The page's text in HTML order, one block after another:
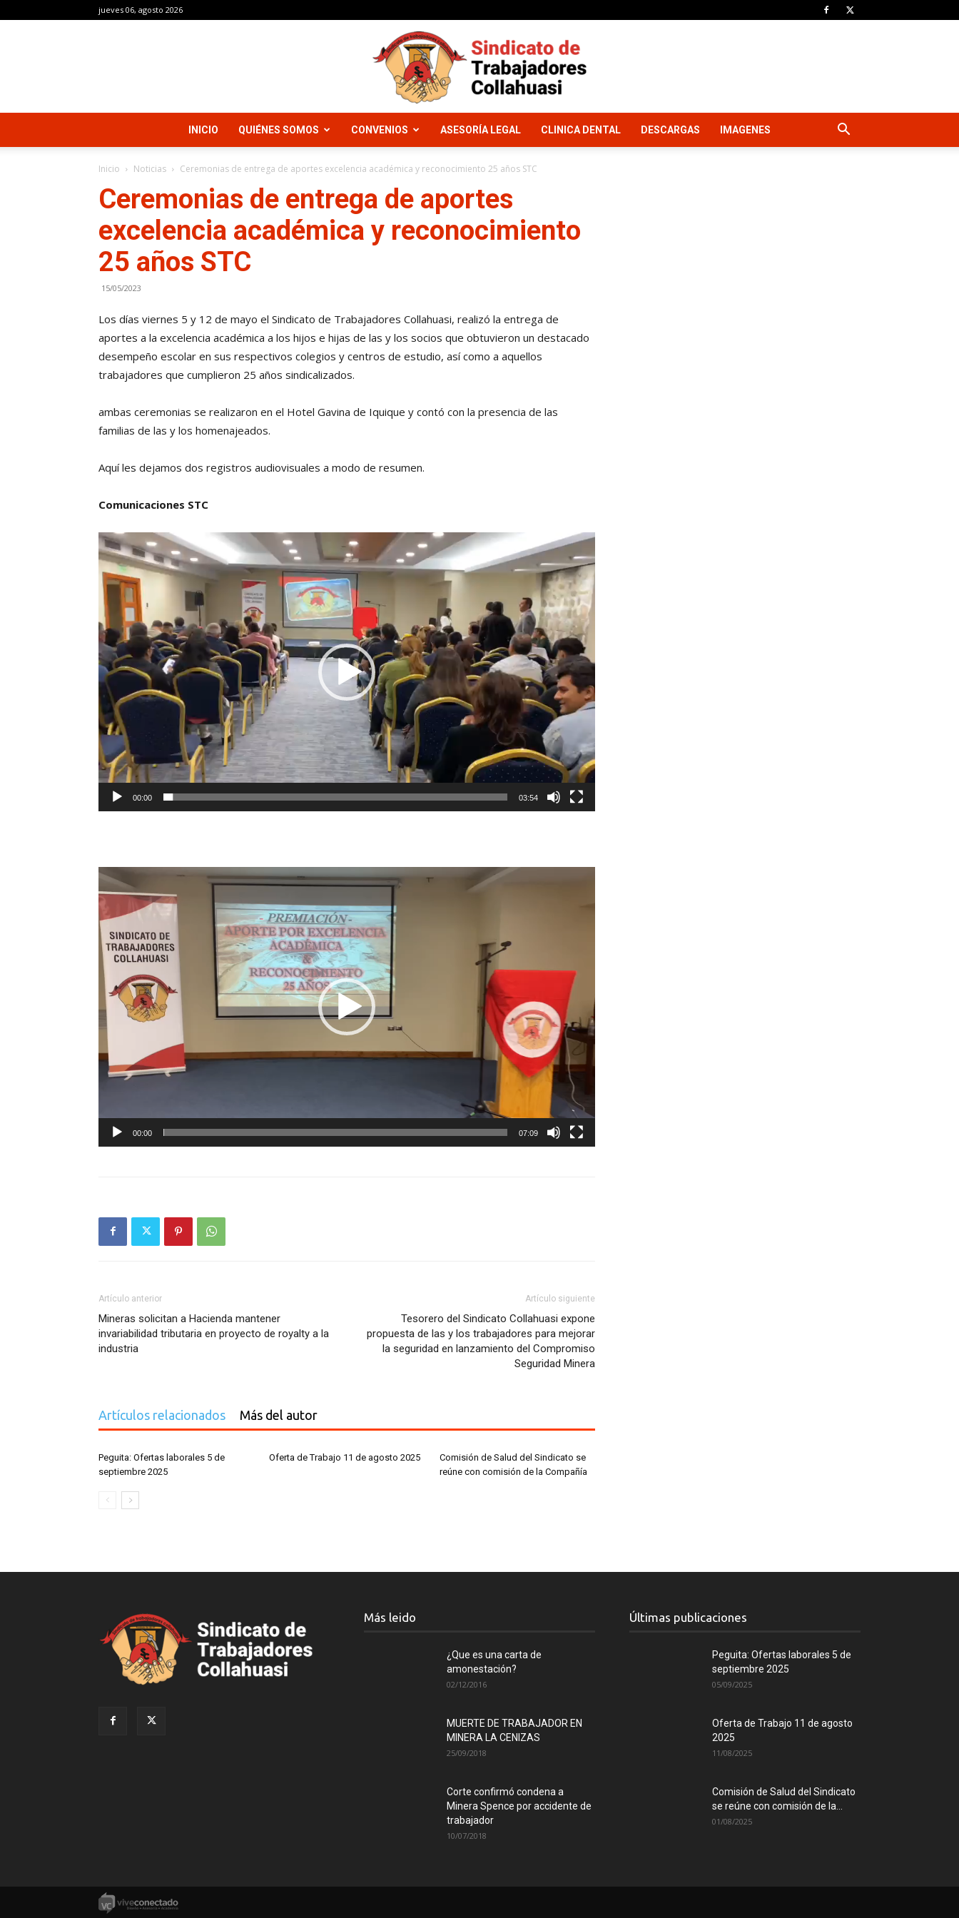
jueves 06, agosto 2026
Sindicato
Trabajadores
Collahuasi
INICIO QUIÉNES SOMOS CONVENIOS ASESORÍA LEGAL CLINICA DENTAL DESCARGAS IMAGENES
Inicio Noticias Ceremonias de entrega de aportes excelencia académica y reconocimiento 25 años STC
Ceremonias de entrega de aportes
excelencia académica y reconocimiento
25 años STC
15/05/2023
Los días viernes 5 y 12 de mayo el Sindicato de Trabajadores Collahuasi, realizó la entrega de
aportes a la excelencia académica a los hijos e hijas de las y los socios que obtuvieron un destacado
desempeño escolar en sus respectivos colegios y centros de estudio, así como a aquellos
trabajadores que cumplieron 25 años sindicalizados.
ambas ceremonias se realizaron en el Hotel Gavina de Iquique y contó con la presencia de las
familias de las y los homenajeados.
Aquí les dejamos dos registros audiovisuales a modo de resumen.
Comunicaciones STC
Reproductor
de
vídeo
00:00 03:54
Reproductor
de
vídeo
00:00 07:09
Artículo anterior
Mineras solicitan a Hacienda mantener
invariabilidad tributaria en proyecto de royalty a la
industria
Artículo siguiente
Tesorero del Sindicato Collahuasi expone
propuesta de las y los trabajadores para mejorar
la seguridad en lanzamiento del Compromiso
Seguridad Minera
Artículos relacionados Más del autor
Peguita: Ofertas laborales 5 de
septiembre 2025
Oferta de Trabajo 11 de agosto 2025
Comisión de Salud del Sindicato se
reúne con comisión de la Compañía
Más leido
¿Que es una carta de
amonestación?
02/12/2016
MUERTE DE TRABAJADOR EN
MINERA LA CENIZAS
25/09/2018
Corte confirmó condena a
Minera Spence por accidente de
trabajador
10/07/2018
Últimas publicaciones
Peguita: Ofertas laborales 5 de
septiembre 2025
05/09/2025
Oferta de Trabajo 11 de agosto
2025
11/08/2025
Comisión de Salud del Sindicato
se reúne con comisión de la...
01/08/2025